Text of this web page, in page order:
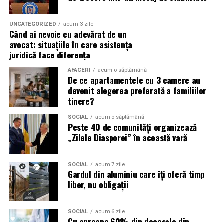
Campania „Aleg să fiu vizibilă” (
este doar despre fotografie. Este despre o decizie pe
care fiecare dintre aceste femei a luat-o conștient: să nu
mai lase calitatea muncii lor să rămână un secret bine
păzit.
România are sute de mii de femei antreprenor. Mulți
dintre cei care ar beneficia de serviciile lor nu le cunosc,
nu pentru că nu le caută, ci pentru că nu le găsesc.
Vizibilitatea profesională nu este vanitate. Este o parte
din afacere.
Asociația Antreprenoare.ro a construit, prin această
campanie, o arhivă de povești reale. Toate participantele
din prima rundă vor apărea pe prima pagină a
antreprenoare.rotimp de un an.
Campania #AlegSaFiuVizibila
UNCATEGORIZED acum 3 zile
Când ai nevoie cu adevărat de un
avocat: situațiile în care asistența
juridică face diferența
AFACERI acum o săptămână
De ce apartamentele cu 3 camere au
devenit alegerea preferată a familiilor
tinere?
SOCIAL acum o săptămână
Peste 40 de comunități organizează
„Zilele Diasporei” în această vară
SOCIAL acum 7 zile
Gardul din aluminiu care îți oferă timp
liber, nu obligații
SOCIAL acum 6 zile